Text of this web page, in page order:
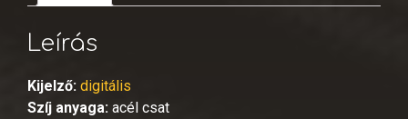
Leírás
Kijelző: digitális
Szíj anyaga: acél csat